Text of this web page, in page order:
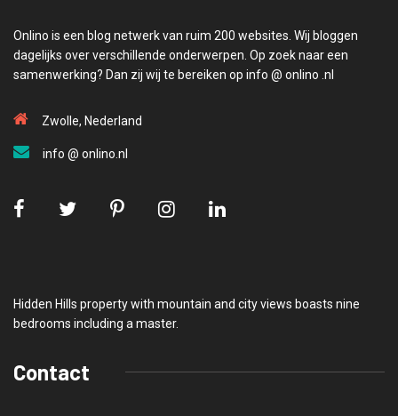
Onlino is een blog netwerk van ruim 200 websites. Wij bloggen
dagelijks over verschillende onderwerpen. Op zoek naar een
samenwerking? Dan zij wij te bereiken op info @ onlino .nl
Zwolle, Nederland
info @ onlino.nl
Hidden Hills property with mountain and city views boasts nine
bedrooms including a master.
Contact